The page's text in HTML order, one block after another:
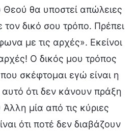
θα υποστεί απώλειες
δικό σου τρόπο. Πρέπει
με τις αρχές». Εκείνοι
Ο δικός μου τρόπος
σκέφτομαι εγώ είναι η
αυτό ότι δεν κάνουν πράξη
μία από τις κύριες
ότι ποτέ δεν διαβάζουν